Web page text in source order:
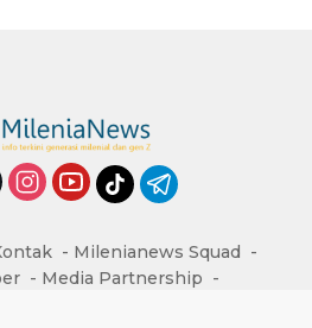
Milenianews Squad
Media Partnership